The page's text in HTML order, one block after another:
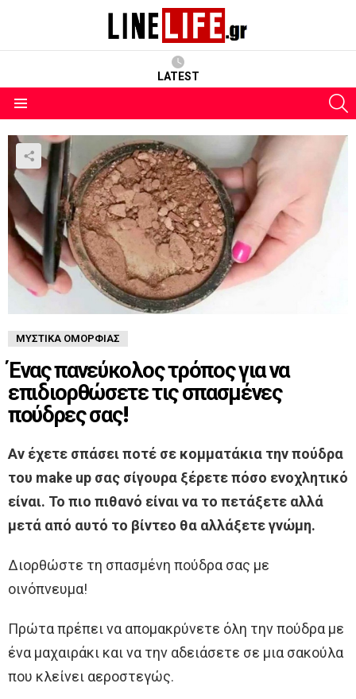
LATEST
ΜΥΣΤΙΚΆ ΟΜΟΡΦΙΆΣ
Ένας πανεύκολος τρόπος για να
επιδιορθώσετε τις σπασμένες
πούδρες σας!
Αν έχετε σπάσει ποτέ σε κομματάκια την πούδρα
του make up σας σίγουρα ξέρετε πόσο ενοχλητικό
είναι. Το πιο πιθανό είναι να το πετάξετε αλλά
μετά από αυτό το βίντεο θα αλλάξετε γνώμη.
Διορθώστε τη σπασμένη πούδρα σας με
οινόπνευμα!
Πρώτα πρέπει να απομακρύνετε όλη την πούδρα με
ένα μαχαιράκι και να την αδειάσετε σε μια σακούλα
που κλείνει αεροστεγώς.